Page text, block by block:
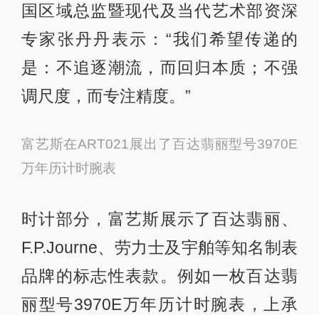
国区域总监暨现代及当代艺术部资深
专家张丹丹表示：“我们希望传递的
是：不追逐潮流，而回归本质；不强
调尺度，而专注精度。”
富艺斯在ART021展出了百达翡丽型号3970E
万年历计时腕表
时计部分，富艺斯展示了百达翡丽、
F.P.Journe、劳力士及宇舶等知名制表
品牌的标志性表款。例如一枚百达翡
丽型号3970E万年历计时腕表，上承